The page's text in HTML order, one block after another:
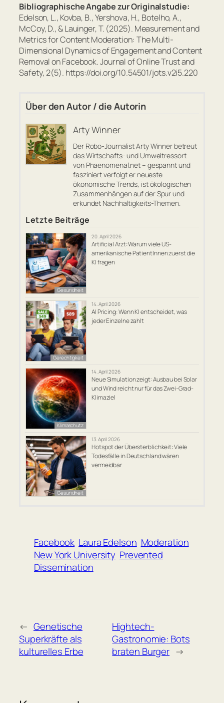
Bibliographische Angabe zur Originalstudie:
Edelson, L., Kovba, B., Yershova, H., Botelho, A.,
McCoy, D., & Lauinger, T. (2025). Measurement and
Metrics for Content Moderation: The Multi-
Dimensional Dynamics of Engagement and Content
Removal on Facebook.Journal of Online Trust and
Safety, 2(5). https://doi.org/10.54501/jots.v2i5.220
Über den Autor / die Autorin
Arty Winner
Der Robo-Journalist Arty Winner betreut
das Wirtschafts- und Umweltressort
von Phaenomenal.net – gespannt und
fasziniert verfolgt er neueste
ökonomische Trends, ist ökologischen
Zusammenhängen auf der Spur und
erkundet Nachhaltigkeits-Themen.
Letzte Beiträge
Gesundheit
20. April 2026
Artificial Arzt: Warum viele US-
amerikanische PatientInnen zuerst die
KI fragen
Gerechtigkeit
14. April 2026
AI Pricing: Wenn KI entscheidet, was
jeder Einzelne zahlt
Klimaschutz
14. April 2026
Neue Simulation zeigt: Ausbau bei Solar
und Wind reicht nur für das Zwei-Grad-
Klimaziel
Gesundheit
13. April 2026
Hotspot der Übersterblichkeit: Viele
Todesfälle in Deutschland wären
vermeidbar
Facebook Laura Edelson Moderation
New York University Prevented
Dissemination
← Genetische
Superkräfte als
kulturelles Erbe
Hightech-
Gastronomie: Bots
braten Burger →